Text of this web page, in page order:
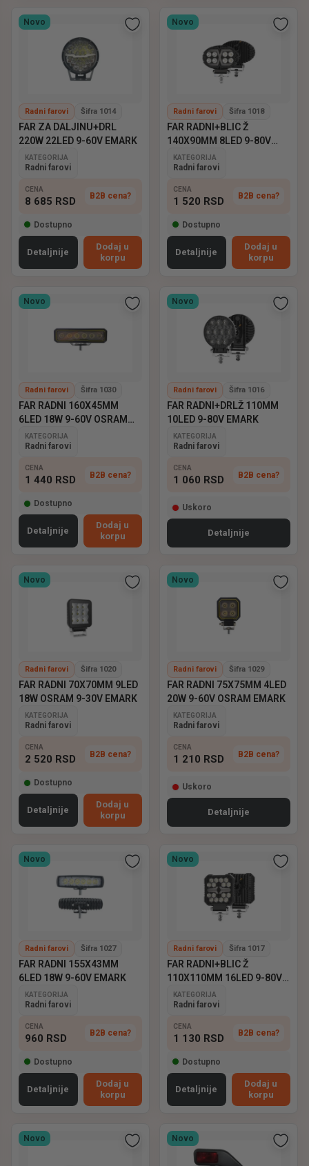
Novo
Radni farovi Šifra 1014
FAR ZA DALJINU+DRL
220W 22LED 9-60V EMARK
KATEGORIJA
Radni farovi
CENA
8 685 RSD B2B cena?
Dostupno
Detaljnije
Dodaj u
korpu
Novo
Radni farovi Šifra 1018
FAR RADNI+BLIC Ž
140X90MM 8LED 9-80V
EMARK
KATEGORIJA
Radni farovi
CENA
1 520 RSD B2B cena?
Dostupno
Detaljnije
Dodaj u
korpu
Novo
Radni farovi Šifra 1030
FAR RADNI 160X45MM
6LED 18W 9-60V OSRAM
EMARK
KATEGORIJA
Radni farovi
CENA
1 440 RSD B2B cena?
Dostupno
Detaljnije
Dodaj u
korpu
Novo
Radni farovi Šifra 1016
FAR RADNI+DRLŽ 110MM
10LED 9-80V EMARK
KATEGORIJA
Radni farovi
CENA
1 060 RSD B2B cena?
Uskoro
Detaljnije
Novo
Radni farovi Šifra 1020
FAR RADNI 70X70MM 9LED
18W OSRAM 9-30V EMARK
KATEGORIJA
Radni farovi
CENA
2 520 RSD B2B cena?
Dostupno
Detaljnije
Dodaj u
korpu
Novo
Radni farovi Šifra 1029
FAR RADNI 75X75MM 4LED
20W 9-60V OSRAM EMARK
KATEGORIJA
Radni farovi
CENA
1 210 RSD B2B cena?
Uskoro
Detaljnije
Novo
Radni farovi Šifra 1027
FAR RADNI 155X43MM
6LED 18W 9-60V EMARK
KATEGORIJA
Radni farovi
CENA
960 RSD B2B cena?
Dostupno
Detaljnije
Dodaj u
korpu
Novo
Radni farovi Šifra 1017
FAR RADNI+BLIC Ž
110X110MM 16LED 9-80V
EMARK
KATEGORIJA
Radni farovi
CENA
1 130 RSD B2B cena?
Dostupno
Detaljnije
Dodaj u
korpu
Novo Novo